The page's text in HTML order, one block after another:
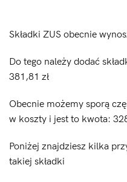
Składki ZUS obecnie
Do tego należy dodać
381,81 zł
Obecnie możemy sporą
w koszty i jest to kwota:
Poniżej znajdziesz kilka
takiej składki